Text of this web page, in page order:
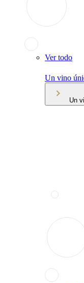
Ver todo
Un vino
Un